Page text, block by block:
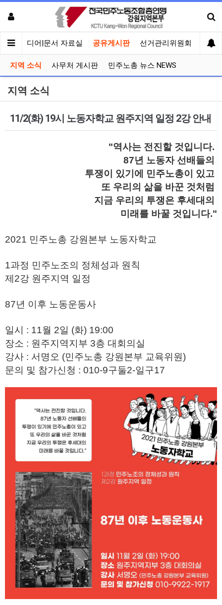
견 미디어|문서 자료실 공유게시판 선거관리위원회
지역 소식 사무처 게시판 민주노총 뉴스 NEWS
지역 소식
11/2(화) 19시 노동자학교 원주지역 일정 2강 안내
"역사는 전진할 것입니다.
87년 노동자 선배들의
투쟁이 있기에 민주노총이 있고
또 우리의 삶을 바꾼 것처럼
지금 우리의 투쟁은 후세대의
미래를 바꿀 것입니다."
2021 민주노총 강원본부 노동자학교
1과정 민주노조의 정체성과 원칙
제2강 원주지역 일정
87년 이후 노동운동사
일시 : 11월 2일 (화) 19:00
장소 : 원주지역지부 3층 대회의실
강사 : 서명오 (민주노총 강원본부 교육위원)
문의 및 참가신청 : 010-9구둘2-일구17